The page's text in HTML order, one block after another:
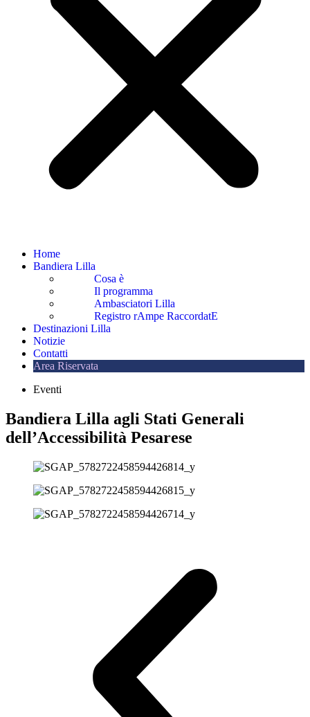
Home
Bandiera Lilla
Cosa è
Il programma
Ambasciatori Lilla
Registro rAmpe RaccordatE
Destinazioni Lilla
Notizie
Contatti
Area Riservata
Eventi
Bandiera Lilla agli Stati Generali
dell’Accessibilità Pesarese